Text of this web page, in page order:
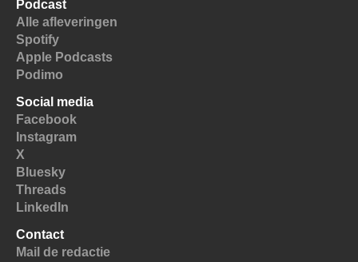
Podcast
Alle afleveringen
Spotify
Apple Podcasts
Podimo
Social media
Facebook
Instagram
X
Bluesky
Threads
LinkedIn
Contact
Mail de redactie